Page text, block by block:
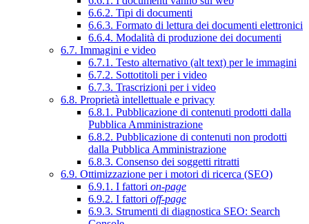
6.6.2. Tipi di documenti
6.6.3. Formato di lettura dei documenti elettronici
6.6.4. Modalità di produzione dei documenti
6.7. Immagini e video
6.7.1. Testo alternativo (alt text) per le immagini
6.7.2. Sottotitoli per i video
6.7.3. Trascrizioni per i video
6.8. Proprietà intellettuale e privacy
6.8.1. Pubblicazione di contenuti prodotti dalla
Pubblica Amministrazione
6.8.2. Pubblicazione di contenuti non prodotti
dalla Pubblica Amministrazione
6.8.3. Consenso dei soggetti ritratti
6.9. Ottimizzazione per i motori di ricerca (SEO)
6.9.1. I fattori on-page
6.9.2. I fattori off-page
6.9.3. Strumenti di diagnostica SEO: Search